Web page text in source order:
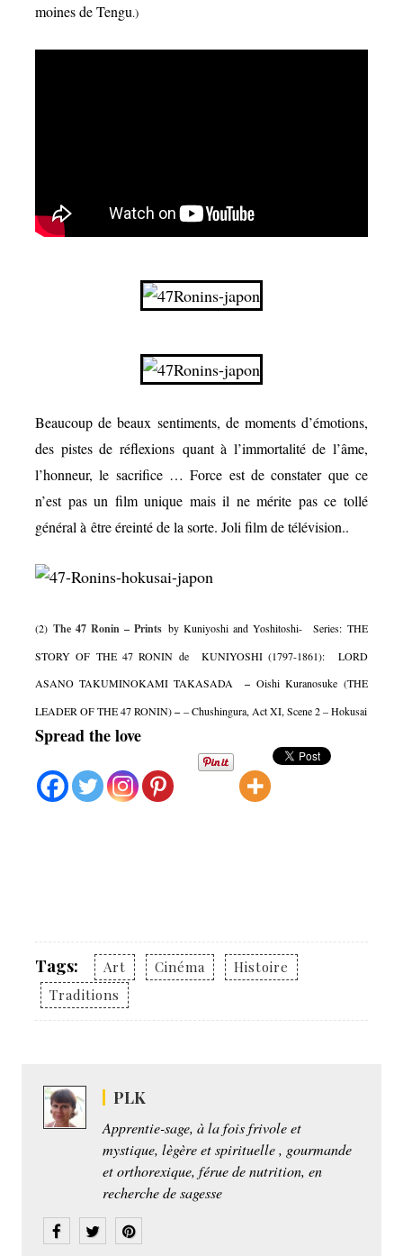
moines de Tengu.)
Beaucoup de beaux sentiments, de moments d’émotions,
des pistes de réflexions quant à l’immortalité de l’âme,
l’honneur, le sacrifice … Force est de constater que ce
n’est pas un film unique mais il ne mérite pas ce tollé
général à être éreinté de la sorte. Joli film de télévision..
(2)The 47 Ronin – Prints by Kuniyoshi and Yoshitoshi-
Series: THE
STORY OF THE 47 RONIN de KUNIYOSHI (1797-1861): LORD
ASANO TAKUMINOKAMI TAKASADA–Oishi Kuranosuke (THE
LEADER OF THE 47 RONIN)– – Chushingura, Act XI, Scene 2 – Hokusai
Spread the love
Tags: Art Cinéma
Histoire
Traditions
PLK
Apprentie-sage, à la fois frivole et
mystique, lègère et spirituelle , gourmande
et orthorexique, férue de nutrition, en
recherche de sagesse